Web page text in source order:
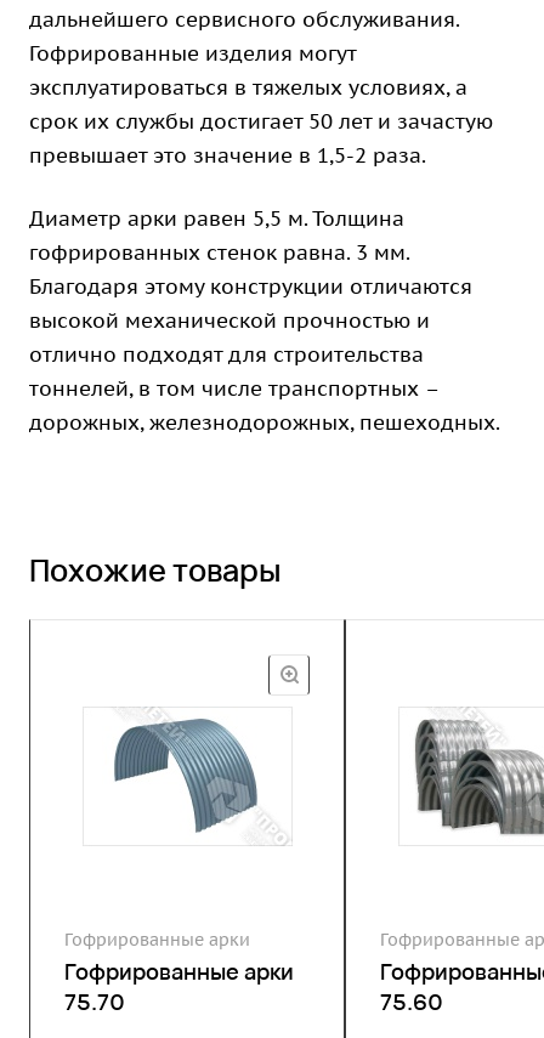
дальнейшего сервисного обслуживания.
Гофрированные изделия могут
эксплуатироваться в тяжелых условиях, а
срок их службы достигает 50 лет и зачастую
превышает это значение в 1,5-2 раза.
Диаметр арки равен 5,5 м. Толщина
гофрированных стенок равна. 3 мм.
Благодаря этому конструкции отличаются
высокой механической прочностью и
отлично подходят для строительства
тоннелей, в том числе транспортных –
дорожных, железнодорожных, пешеходных.
Похожие товары
Гофрированные арки
Гофрированные арки
75.70
Гофрированные
75.60